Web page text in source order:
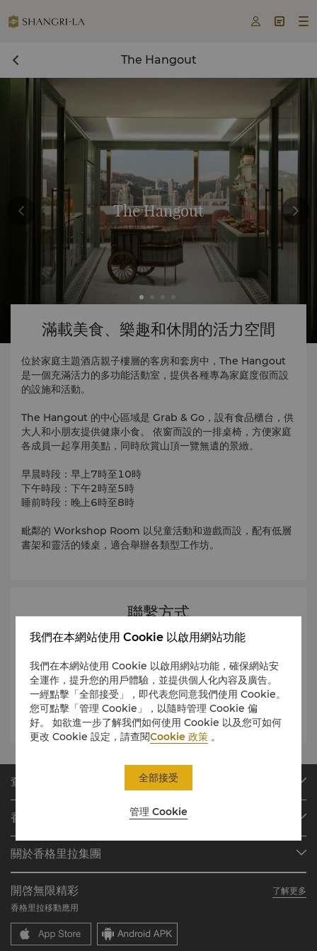
  
The Hangout
The Hangout
滿載美食、樂趣和休閒的活力空間
位於家庭主題酒店親子樓層的客房和套房中，The Hangout
是一個充滿活力的多功能活動室，提供各種專為家庭度假而設
的設施和活動。
The Hangout 的中心區域是 Grab & Go，設有食品櫃台，供
大人和小朋友提供健康小食。 依窗而設的一排桌椅，方便家庭
各成員一起享用美點，同時欣賞山頂一覽無遺的景緻。
早晨時段：早上7時至10時
下午時段：下午2時至5時
睡前時段：晚上6時至8時
毗鄰的 Workshop Room 以兒童活動和遊戲而設，配有低層
書架和靈活的矮桌，適合舉辦各類型工作坊。
聯繫方式
電話 :(852) 2877 3838
時間:
7:00 - 22:00
地點 :45樓
電郵:famex.isl@shangri-la.com
查找或預訂
查找預訂
會議與宴會
餐廳與酒吧
香格里拉會
會員計劃概述
加入香格里拉會
常見問題
聯絡我們
關於香格里拉集團
我們的酒店品牌
香格里拉中心
香格里拉公寓
職業發展
企業社會責任
新聞稿
開啓無限精彩
了解更多
香格里拉移動應用
我們在本網站使用 Cookie 以啟用網站功能
我們在本網站使用 Cookie 以啟用網站功能，確保網站安
全運作，提升您的用戶體驗，並提供個人化內容及廣告。
一經點擊「全部接受」，即代表您同意我們使用 Cookie。
您可點擊「管理 Cookie」，以隨時管理 Cookie 偏
好。 如欲進一步了解我們如何使用 Cookie 以及您可如何
更改 Cookie 設定，請查閱Cookie 政策 。
管理 Cookie
全部接受